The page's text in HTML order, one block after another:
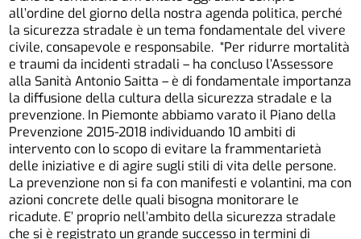
all’ordine del giorno della nostra agenda politica, perché
la sicurezza stradale è un tema fondamentale del vivere
civile, consapevole e responsabile. “Per ridurre mortalità
e traumi da incidenti stradali – ha concluso l’Assessore
alla Sanità Antonio Saitta – è di fondamentale importanza
la diffusione della cultura della sicurezza stradale e la
prevenzione. In Piemonte abbiamo varato il Piano della
Prevenzione 2015-2018 individuando 10 ambiti di
intervento con lo scopo di evitare la frammentarietà
delle iniziative e di agire sugli stili di vita delle persone.
La prevenzione non si fa con manifesti e volantini, ma con
azioni concrete delle quali bisogna monitorare le
ricadute. E’ proprio nell’ambito della sicurezza stradale
che si è registrato un grande successo in termini di